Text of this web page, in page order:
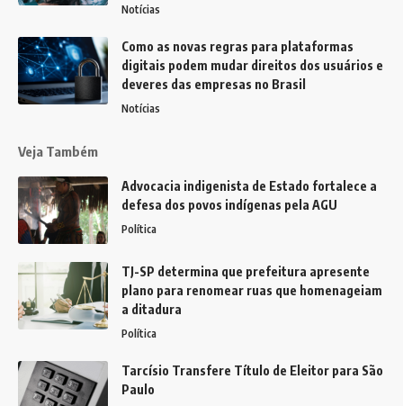
Notícias
Como as novas regras para plataformas
digitais podem mudar direitos dos usuários e
deveres das empresas no Brasil
Notícias
Veja Também
Advocacia indigenista de Estado fortalece a
defesa dos povos indígenas pela AGU
Política
TJ-SP determina que prefeitura apresente
plano para renomear ruas que homenageiam
a ditadura
Política
Tarcísio Transfere Título de Eleitor para São
Paulo